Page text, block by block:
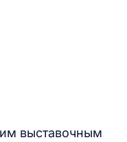
выставочным